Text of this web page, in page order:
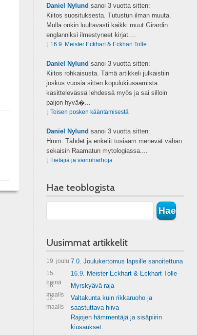
Daniel Nylund sanoi 3 vuotta sitten:
Kiitos suosituksesta. Tutustun ilman muuta.
Mulla onkin luultavasti kaikki muut Girardin
englanniksi ilmestyneet kirjat....
16.9. Meister Eckhart & Eckhart Tolle
Daniel Nylund sanoi 3 vuotta sitten:
Kiitos rohkaisusta. Tämä artikkeli julkaistiin
joskus vuosia sitten kopulukiusaamista
käsittelevässä lehdessä myös ja sai silloin
paljon hyvä�...
Toisen posken kääntämisestä
Daniel Nylund sanoi 3 vuotta sitten:
Hmm. Tähdet ja enkelit tosiaam menevät vähän
sekaisin Raamatun mytologiassa....
Tietäjiä ja vainoharhoja
Hae teoblogista
Uusimmat artikkelit
19. joulu 7.0. Joulukertomus lapsille sanoitettuna
15.
heinä
16.9. Meister Eckhart & Eckhart Tolle
16.
maalis
Myrskyävä raja
12.
maalis
Valtakunta kuin rikkaruoho ja
saastuttava hiiva
Rajojen hämmentäjä ja sisäpiirin
kiusaukset.